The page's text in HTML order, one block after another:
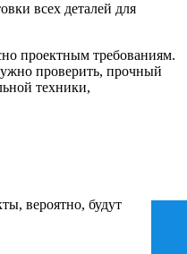
всех деталей для
проектным требованиям.
проверить, прочный
техники,
вероятно, будут